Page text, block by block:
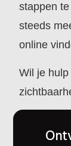
stappen
steeds
online
Wil je